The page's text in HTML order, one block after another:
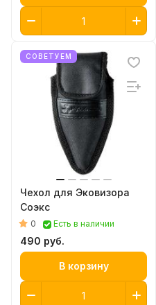
СОВЕТУЕМ
Чехол для Эковизора
Соэкс
0 Есть в наличии
490 руб.
В корзину